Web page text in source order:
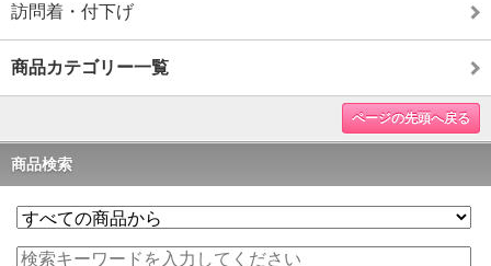
訪問着・付下げ
商品カテゴリー一覧
ページの先頭へ戻る
商品検索